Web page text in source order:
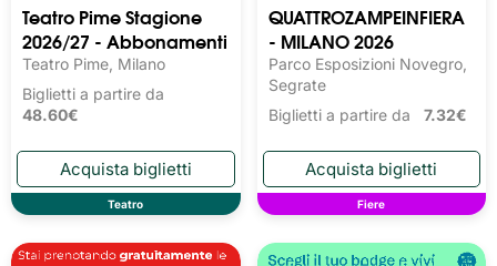
Teatro Pime Stagione
2026/27 - Abbonamenti
Teatro Pime, Milano
Biglietti a partire da
48.60€
Teatro
QUATTROZAMPEINFIERA
- MILANO 2026
Parco Esposizioni Novegro,
Segrate
Biglietti a partire da 7.32€
Fiere